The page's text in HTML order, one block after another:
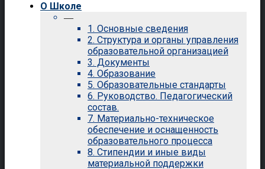
О Школе
—
1. Основные сведения
2. Структура и органы управления
образовательной организацией
3. Документы
4. Образование
5. Образовательные стандарты
6. Руководство. Педагогический
состав.
7. Материально-техническое
обеспечение и оснащенность
образовательного процесса
8. Стипендии и иные виды
материальной поддержки